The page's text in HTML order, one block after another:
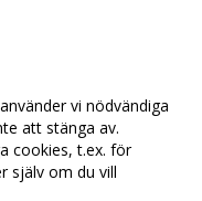
vi nödvändiga
att stänga av.
cookies, t.ex. för
själv om du vill